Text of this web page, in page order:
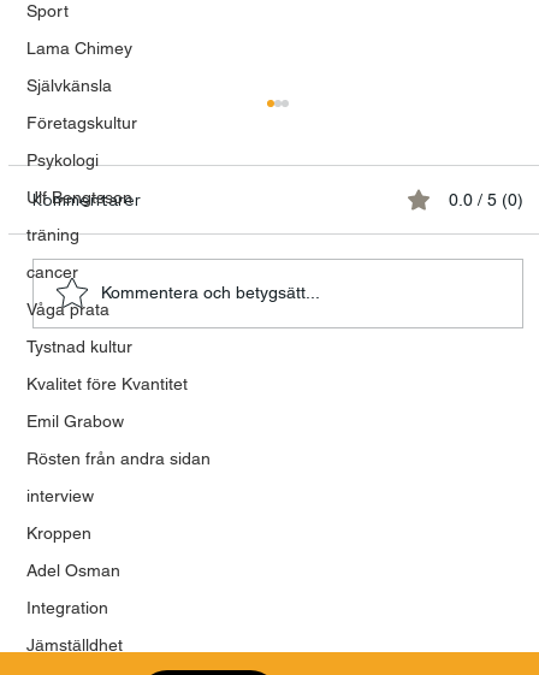
Sport
Lama Chimey
Självkänsla
Företagskultur
Psykologi
Ulf Bengtsson
träning
cancer
Våga prata
Tystnad kultur
Kvalitet före Kvantitet
Emil Grabow
Rösten från andra sidan
interview
Kroppen
Adel Osman
Integration
Jämställdhet
Talande kvinnor och tystnadens
tyranni
Kommentarer 0.0 / 5 (0)
Kommentera och betygsätt...